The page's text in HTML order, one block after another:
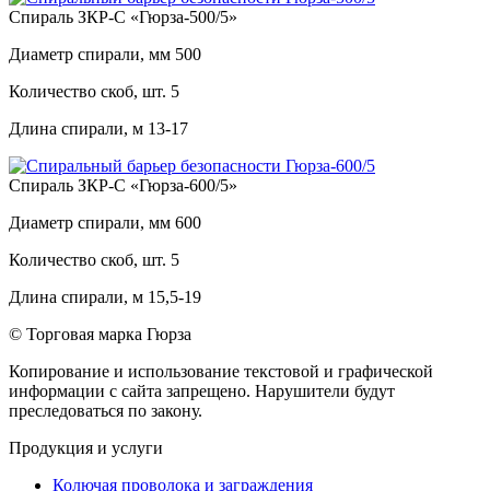
Спираль ЗКР-С «Гюрза-500/5»
Диаметр спирали, мм 500
Количество скоб, шт. 5
Длина спирали, м 13-17
Спираль ЗКР-С «Гюрза-600/5»
Диаметр спирали, мм 600
Количество скоб, шт. 5
Длина спирали, м 15,5-19
© Торговая марка Гюрза
Копирование и использование текстовой и графической
информации с сайта запрещено. Нарушители будут
преследоваться по закону.
Продукция и услуги
Колючая проволока и заграждения